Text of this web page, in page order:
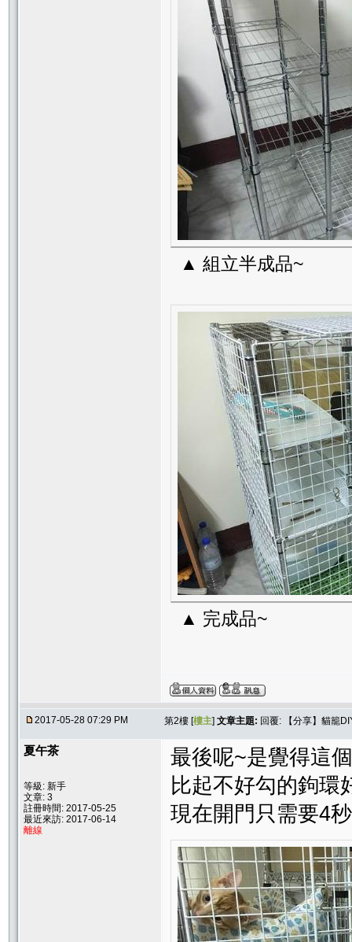
▲ 組立半成品~
▲ 完成品~
2017-05-28 07:29 PM 第2樓 [樓主] 文章主題: 回覆: 【分享】貓籠
夏午茶
等級: 新手
文章: 3
註冊時間: 2017-05-25
最近來訪: 2017-06-14
離線
最後呢~是覺得這
比起不好勾的鉤環
現在開門只需要4